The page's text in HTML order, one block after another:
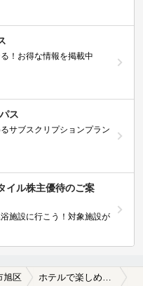
！お得な情報を掲載中
ス
サブスクリプションプラン
イル株主優待のご案
施設に行こう！対象施設が
旭区 ホテルで楽しめる横浜市旭区の温泉、日帰り温泉、スーパー銭湯おすすめ